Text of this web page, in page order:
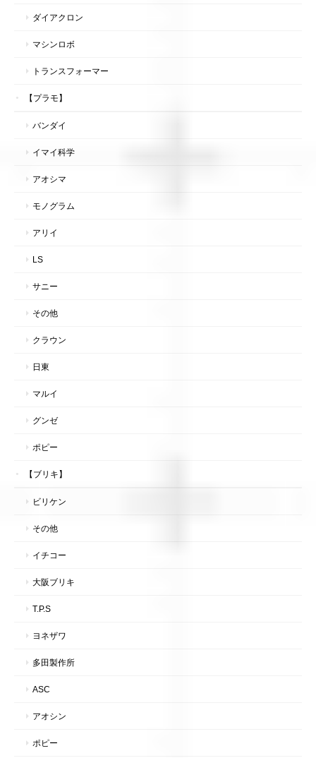
ダイアクロン
マシンロボ
トランスフォーマー
【プラモ】
バンダイ
イマイ科学
アオシマ
モノグラム
アリイ
LS
サニー
その他
クラウン
日東
マルイ
グンゼ
ポピー
【ブリキ】
ビリケン
その他
イチコー
大阪ブリキ
T.P.S
ヨネザワ
多田製作所
ASC
アオシン
ポピー